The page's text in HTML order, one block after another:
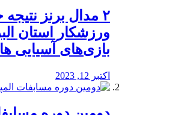
ورزشکار استان
بازی‌های آسیایی
اکتبر 12, 2023